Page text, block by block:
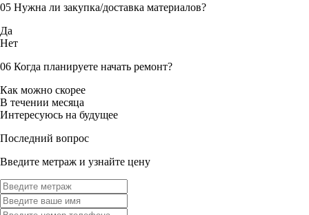
05 Нужна ли закупка/доставка материалов?
Да
Нет
06 Когда планируете начать ремонт?
Как можно скорее
В течении месяца
Интересуюсь на будущее
Последний вопрос
Введите метраж и узнайте цену